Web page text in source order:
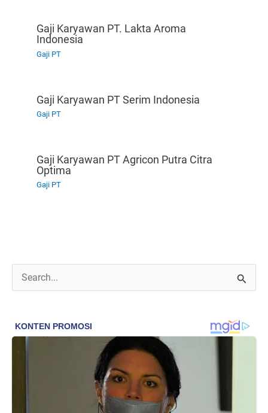
Gaji Karyawan PT. Lakta Aroma
Indonesia
Gaji PT
Gaji Karyawan PT Serim Indonesia
Gaji PT
Gaji Karyawan PT Agricon Putra Citra
Optima
Gaji PT
a